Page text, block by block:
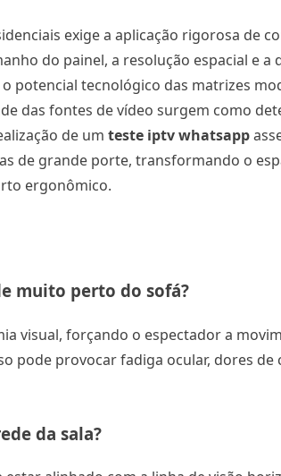
exige a aplicação rigorosa de
do painel, a resolução espacial e a
potencial tecnológico das matrizes
das fontes de vídeo surgem como
de um teste iptv whatsapp
de grande porte, transformando o
ergonômico.
muito perto do sofá?
visual, forçando o espectador a
pode provocar fadiga ocular, dores de
da sala?